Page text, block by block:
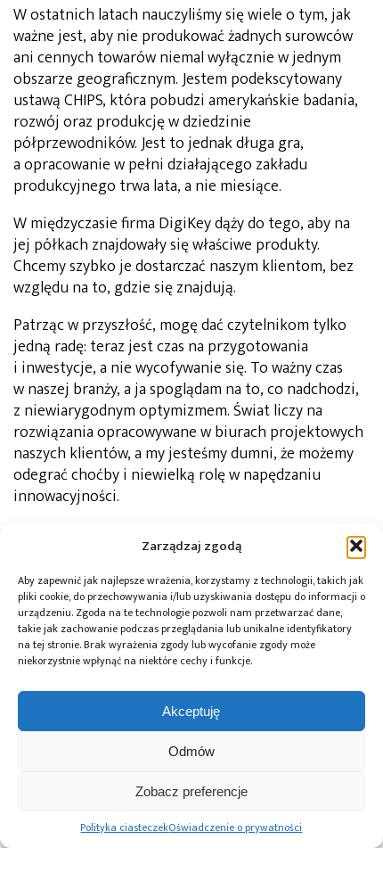
Zarządzaj zgodą
Aby zapewnić jak najlepsze wrażenia, korzystamy z technologii, takich jak
pliki cookie, do przechowywania i/lub uzyskiwania dostępu do informacji o
urządzeniu. Zgoda na te technologie pozwoli nam przetwarzać dane,
takie jak zachowanie podczas przeglądania lub unikalne identyfikatory
na tej stronie. Brak wyrażenia zgody lub wycofanie zgody może
niekorzystnie wpłynąć na niektóre cechy i funkcje.
Akceptuję
Odmów
Zobacz preferencje
Polityka ciasteczekOświadczenie o prywatności
W ostatnich latach nauczyliśmy się wiele o tym, jak
ważne jest, aby nie produkować żadnych surowców
ani cennych towarów niemal wyłącznie w jednym
obszarze geograficznym. Jestem podekscytowany
ustawą CHIPS, która pobudzi amerykańskie badania,
rozwój oraz produkcję w dziedzinie
półprzewodników. Jest to jednak długa gra,
a opracowanie w pełni działającego zakładu
produkcyjnego trwa lata, a nie miesiące.
W międzyczasie firma DigiKey dąży do tego, aby na
jej półkach znajdowały się właściwe produkty.
Chcemy szybko je dostarczać naszym klientom, bez
względu na to, gdzie się znajdują.
Patrząc w przyszłość, mogę dać czytelnikom tylko
jedną radę: teraz jest czas na przygotowania
i inwestycje, a nie wycofywanie się. To ważny czas
w naszej branży, a ja spoglądam na to, co nadchodzi,
z niewiarygodnym optymizmem. Świat liczy na
rozwiązania opracowywane w biurach projektowych
naszych klientów, a my jesteśmy dumni, że możemy
odegrać choćby i niewielką rolę w napędzaniu
innowacyjności.
Autor:Dave Doherty
Tagi:AI,branże elektroniczna,DigiKey łańcuch
Sztuczna inteligencja